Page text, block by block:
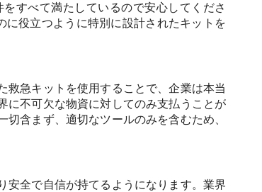
すべて満たしているので安心してくださ
役立つように特別に設計されたキットを
急キットを使用することで、企業は本当
に不可欠な物資に対してのみ支払うことが
含まず、適切なツールのみを含むため、
安全で自信が持てるようになります。業界